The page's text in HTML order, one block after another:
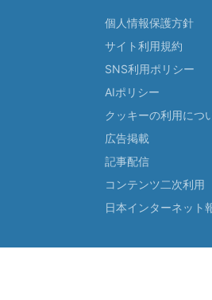
個人情報保護方針
サイト利用規約
SNS利用ポリシー
AIポリシー
クッキーの利用につ
広告掲載
記事配信
コンテンツ二次利用
日本インターネット